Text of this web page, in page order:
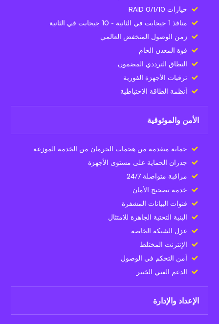
خيارات RAID 0/1/10
منافذ 1 جيجابت في الثانية - 10 جيجابت في الثانية
زمن الوصول المنخفض العالمي
قوة المعدن الخام
النطاق الترددي المضمون
ترقيات الأجهزة الفورية
أنظمة الطاقة الاحتياطية
الأمن والموثوقية
حماية متقدمة من هجمات الحرمان من الخدمة الموزعة
جدران الحماية على مستوى الأجهزة
مراقبة متواصلة 24/7
خدمة تصحيح الأمان
قنوات البيانات المشفرة
البنية التحتية الجاهزة للامتثال
عزل الشبكة الخاصة
الإنترنت المختلط
أمن التحكم في الوصول
الدعم الفني الخبير
الإعداد والإدارة